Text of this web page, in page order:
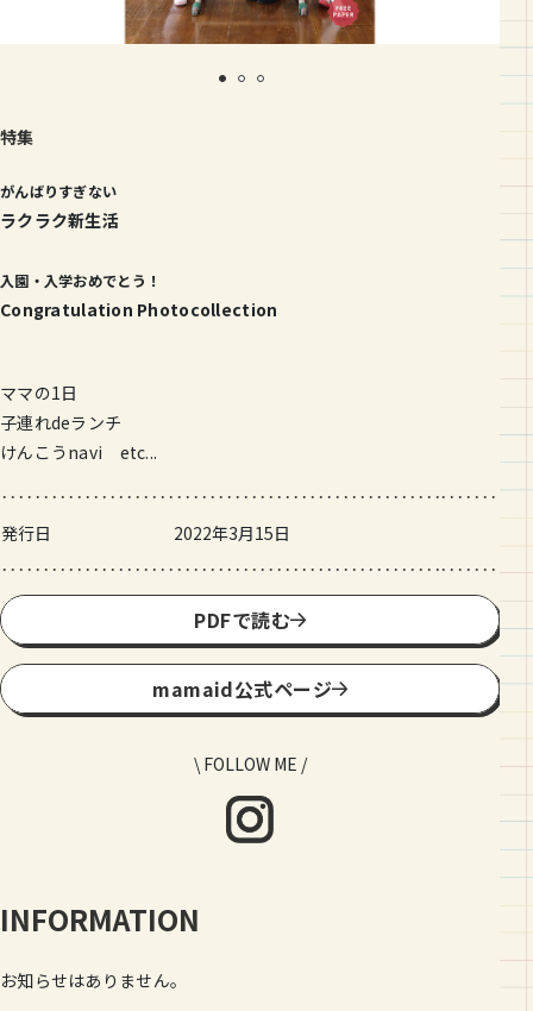
特集
がんばりすぎない
ラクラク新生活
入園・入学おめでとう！
Congratulation Photocollection
ママの1日
子連れdeランチ
けんこうnavi etc...
発行日 2022年3月15日
PDFで読む
mamaid公式ページ
\ FOLLOW ME /
INFORMATION
お知らせはありません。